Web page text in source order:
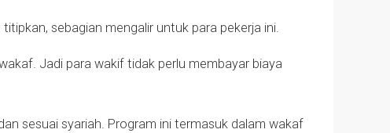
sebagian mengalir untuk para pekerja ini.
Jadi para wakif tidak perlu membayar biaya
sesuai syariah. Program ini termasuk dalam wakaf